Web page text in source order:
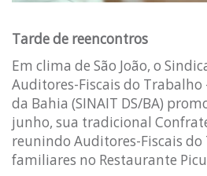
Tarde de reencontros
Em clima de São João, o
Auditores-Fiscais do Trabalho
da Bahia (SINAIT DS/BA)
junho, sua tradicional
reunindo Auditores-Fiscais do
familiares no Restaurante